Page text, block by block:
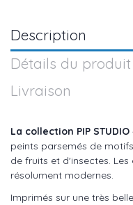
Description
Détails du produit
Livraison
La collection PIP STUDIO
peints parsemés de
de fruits et d'insectes.
résolument modernes.
Imprimés sur une très